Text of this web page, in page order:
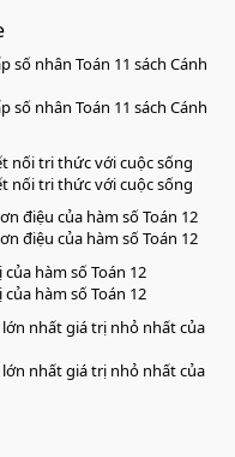
số nhân Toán 11 sách Cánh
số nhân Toán 11 sách Cánh
nối tri thức với cuộc sống
nối tri thức với cuộc sống
điệu của hàm số Toán 12
điệu của hàm số Toán 12
hàm số Toán 12
hàm số Toán 12
nhất giá trị nhỏ nhất của
nhất giá trị nhỏ nhất của